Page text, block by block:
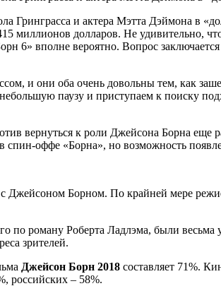
Гринграсса и актера Мэтта Дэймона в
миллионов долларов. Не удивительно,
6» вполне вероятно. Вопрос
и они оба очень довольны тем, как
паузу и приступаем к поиску
вернуться к роли Джейсона Борна
в спин-оффе «Борна», но возможность
Джейсоном Борном. По крайней мере
по роману Роберта Ладлэма, были
зрителей.
Джейсон Борн 2018 составляет 71%.
российских – 58%.